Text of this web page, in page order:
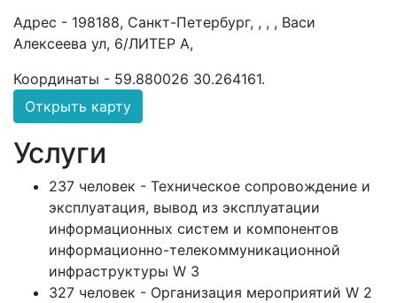
Адрес - 198188, Санкт-Петербург, , , , Васи
Алексеева ул, 6/ЛИТЕР А,
Координаты - 59.880026 30.264161.
Открыть карту
Услуги
237 человек - Техническое сопровождение и
эксплуатация, вывод из эксплуатации
информационных систем и компонентов
информационно-телекоммуникационной
инфраструктуры W 3
327 человек - Организация мероприятий W 2